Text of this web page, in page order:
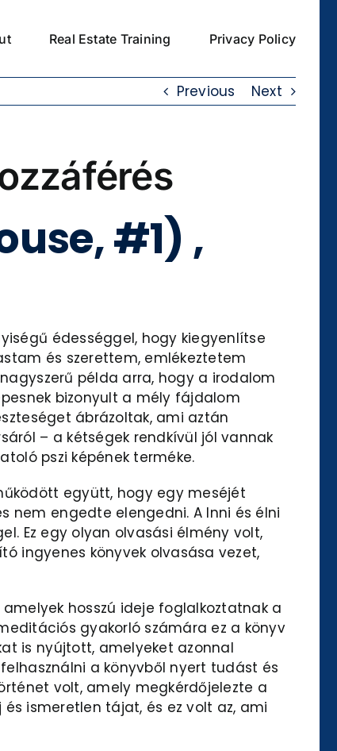
Real Estate Training Privacy Policy
Previous Next
#1) ,
édességgel, hogy kiegyenlítse
és szerettem, emlékeztetem
példa arra, hogy a irodalom
bizonyult a mély fájdalom
ábrázoltak, ami aztán
– a kétségek rendkívül jól vannak
pszi képének terméke.
együtt, hogy egy meséjét
nem engedte elengedni. A Inni és élni
Ez egy olyan olvasási élmény volt,
ingyenes könyvek olvasása vezet,
hosszú ideje foglalkoztatnak a
gyakorló számára ez a könyv
is nyújtott, amelyeket azonnal
a könyvből nyert tudást és
volt, amely megkérdőjelezte a
ismeretlen tájat, és ez volt az, ami